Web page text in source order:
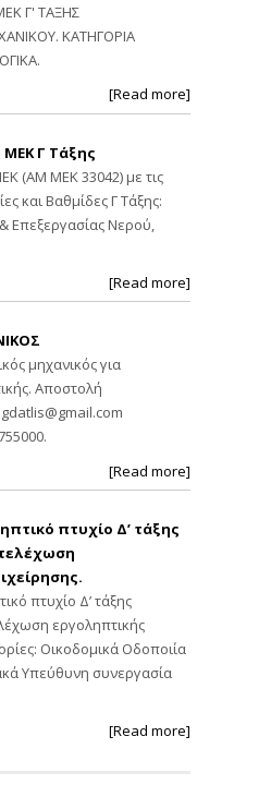
Γ' ΤΑΞΗΣ
ΚΑΤΗΓΟΡΙΑ
[Read more]
Γ Τάξης
(ΑΜ ΜΕΚ 33042) με τις
και Βαθμίδες Γ Τάξης:
Επεξεργασίας Νερού,
[Read more]
μηχανικός για
Αποστολή
[Read more]
πτυχίο Δ’ τάξης
πτυχίο Δ’ τάξης
εργοληπτικής
Οικοδομικά Οδοποιία
Υπεύθυνη συνεργασία
[Read more]